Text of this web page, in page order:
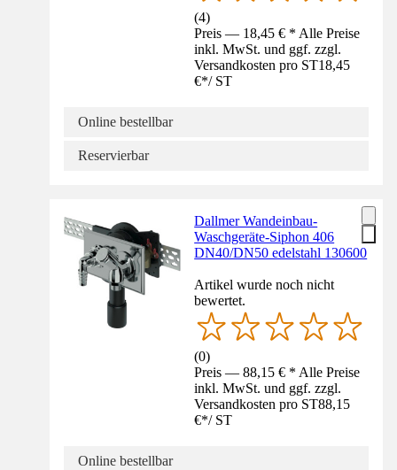
(4)
Preis — 18,45 € * Alle Preise
inkl. MwSt. und ggf. zzgl.
Versandkosten pro ST18,45
€*/ ST
Online bestellbar
Reservierbar
Dallmer Wandeinbau-
Waschgeräte-Siphon 406
DN40/DN50 edelstahl 130600
Artikel wurde noch nicht
bewertet.
(0)
Preis — 88,15 € * Alle Preise
inkl. MwSt. und ggf. zzgl.
Versandkosten pro ST88,15
€*/ ST
Online bestellbar